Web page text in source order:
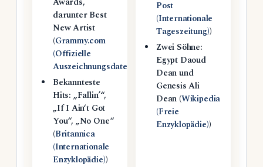
darunter Best
New Artist
(Grammy.com
(Offizielle
Auszeichnungsdatenbank)
Bekannteste
Hits: „Fallin’“,
„If I Ain‘t Got
You“, „No One“
(Britannica
(Internationale
Enzyklopädie))
Post
(Internationale
Tageszeitung))
Zwei Söhne:
Egypt Daoud
Dean und
Genesis Ali
Dean (Wikipedia
(Freie
Enzyklopädie))